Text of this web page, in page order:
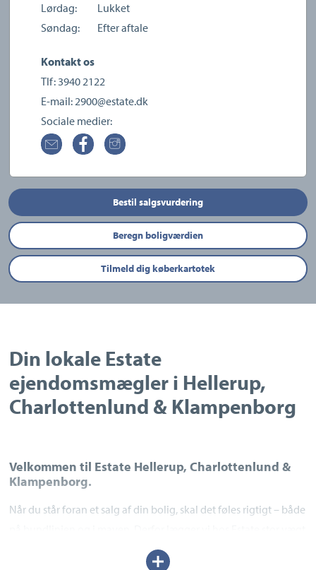
Lørdag:
Lukket
Søndag:
Efter aftale
Kontakt os
Tlf: 3940 2122
E-mail:2900@estate.dk
Sociale medier:
Bestil salgsvurdering
Beregn boligværdien
Tilmeld dig køberkartotek
Din lokale Estate
ejendomsmægler i Hellerup,
Charlottenlund & Klampenborg
Velkommen til Estate Hellerup, Charlottenlund &
Klampenborg.
Når du står foran et salg af din bolig, skal det føles rigtigt – både
på at hjælpe dig trygt gennem hele din bolighandel fra start til
Udvid/skjul